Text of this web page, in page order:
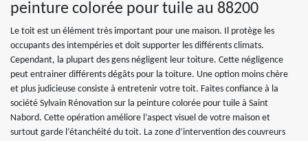
peinture colorée pour tuile au 88200
Le toit est un élément très important pour une maison. Il protège les
occupants des intempéries et doit supporter les différents climats.
Cependant, la plupart des gens négligent leur toiture. Cette négligence
peut entrainer différents dégâts pour la toiture. Une option moins chère
et plus judicieuse consiste à entretenir votre toit. Faites confiance à la
société Sylvain Rénovation sur la peinture colorée pour tuile à Saint
Nabord. Cette opération améliore l’aspect visuel de votre maison et
surtout garde l’étanchéité du toit. La zone d’intervention des couvreurs